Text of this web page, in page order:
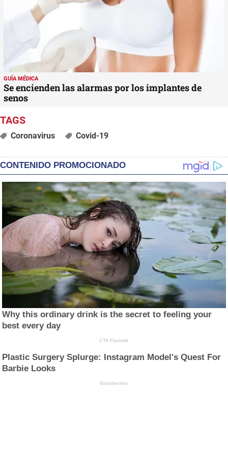
GUÍA MÉDICA
Se encienden las alarmas por los implantes de
senos
Coronavirus Covid-19
CONTENIDO PROMOCIONADO
Why this ordinary drink is the secret to feeling your
best every day
CTA Favorite
Plastic Surgery Splurge: Instagram Model's Quest For
Barbie Looks
Brainberries